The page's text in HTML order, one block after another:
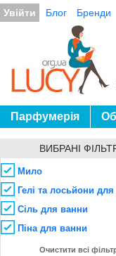
Увійти Блог Бренди
Парфумерія
ВИБРАНІ
Мило
Гелі та лосьйони
Сіль для ванни
Піна для ванни
Очистити всі